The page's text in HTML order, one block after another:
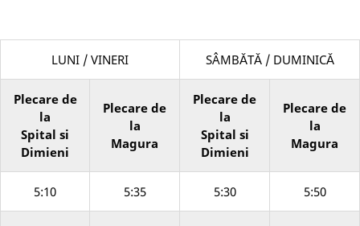
LUNI / VINERI SÂMBĂTĂ / DUMINICĂ
Plecare de
la
Spital si
Dimieni
Plecare de
la
Magura
Plecare de
la
Spital si
Dimieni
Plecare de
la
Magura
5:10 5:35 5:30 5:50